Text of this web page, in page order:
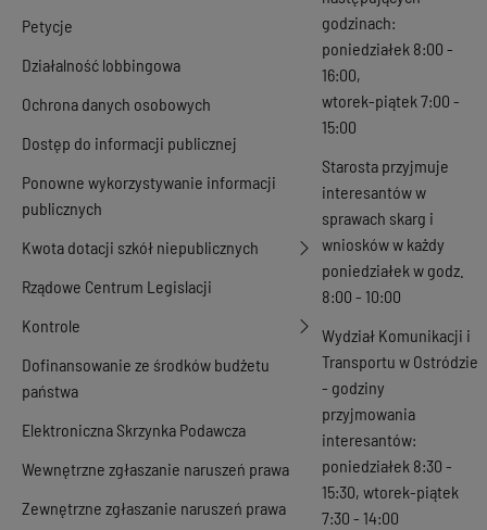
Petycje
Działalność lobbingowa
Ochrona danych osobowych
Dostęp do informacji publicznej
Ponowne wykorzystywanie informacji
publicznych
Kwota dotacji szkół niepublicznych
Rządowe Centrum Legislacji
Kontrole
Dofinansowanie ze środków budżetu
państwa
Elektroniczna Skrzynka Podawcza
Wewnętrzne zgłaszanie naruszeń prawa
Zewnętrzne zgłaszanie naruszeń prawa
godzinach:
poniedziałek 8:00 -
16:00,
wtorek-piątek 7:00 -
15:00
Starosta przyjmuje
interesantów w
sprawach skarg i
wniosków w każdy
poniedziałek w godz.
8:00 - 10:00
Wydział Komunikacji i
Transportu w Ostródzie
- godziny
przyjmowania
interesantów:
poniedziałek 8:30 -
15:30, wtorek-piątek
7:30 - 14:00